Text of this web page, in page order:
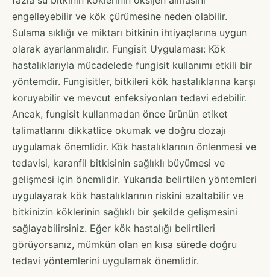
engelleyebilir ve kök çürümesine neden olabilir.
Sulama sıklığı ve miktarı bitkinin ihtiyaçlarına uygun
olarak ayarlanmalıdır. Fungisit Uygulaması: Kök
hastalıklarıyla mücadelede fungisit kullanımı etkili bir
yöntemdir. Fungisitler, bitkileri kök hastalıklarına karşı
koruyabilir ve mevcut enfeksiyonları tedavi edebilir.
Ancak, fungisit kullanmadan önce ürünün etiket
talimatlarını dikkatlice okumak ve doğru dozajı
uygulamak önemlidir. Kök hastalıklarının önlenmesi ve
tedavisi, karanfil bitkisinin sağlıklı büyümesi ve
gelişmesi için önemlidir. Yukarıda belirtilen yöntemleri
uygulayarak kök hastalıklarının riskini azaltabilir ve
bitkinizin köklerinin sağlıklı bir şekilde gelişmesini
sağlayabilirsiniz. Eğer kök hastalığı belirtileri
görüyorsanız, mümkün olan en kısa sürede doğru
tedavi yöntemlerini uygulamak önemlidir.